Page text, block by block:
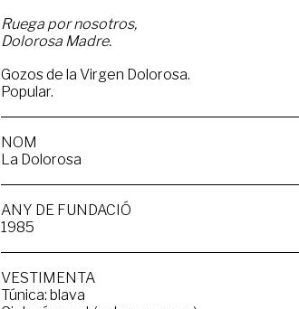
Ruega por nosotros,
Dolorosa Madre.
Gozos de la Virgen Dolorosa.
Popular.
NOM
La Dolorosa
ANY DE FUNDACIÓ
1985
VESTIMENTA
Túnica: blava